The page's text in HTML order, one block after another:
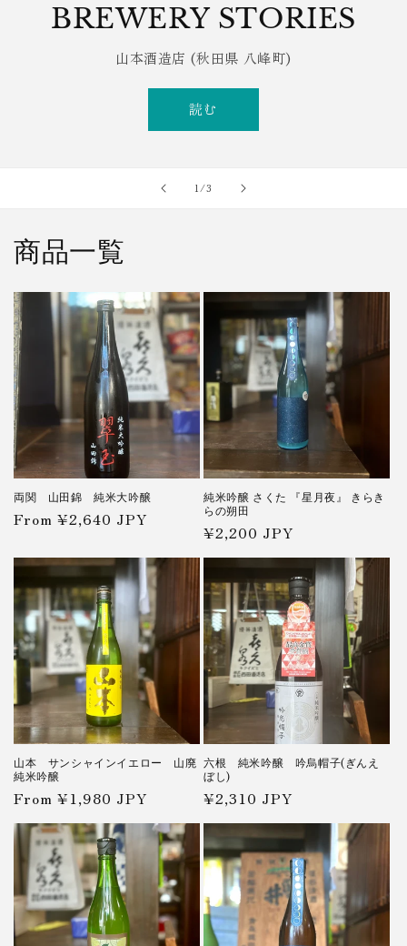
BREWERY STORIES
山本酒造店 (秋田県 八峰町)
読む
1/of3
商品一覧
両関 山田錦 純米大吟醸
Regular
From ¥2,640 JPY
純米吟醸 さくた 『星月夜』 きらき
らの朔田
Regular
¥2,200 JPY
山本 サンシャインイエロー 山廃
純米吟醸
Regular
From ¥1,980 JPY
六根 純米吟醸 吟烏帽子(ぎんえ
ぼし)
Regular
¥2,310 JPY